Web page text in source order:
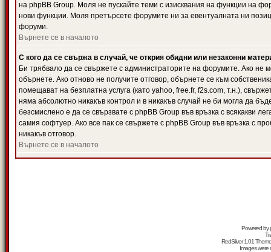
на phpBB Group. Моля не пускайте теми с изисквания на функции на
нови функции. Моля претърсете форумите ни за евентуалната ни
форуми.
Върнете се в началото
С кого да се свържа в случай, че открия обидни или незаконни
Би трябвало да се свържете с администраторите на форумите. Ако не
обърнете. Ако отново не получите отговор, обърнете се към
помещават на безплатна услуга (като yahoo, free.fr, f2s.com, т.н.),
няма абсолютно никакъв контрол и в никакъв случай не би могла да
безсмислено е да се свързвате с phpBB Group във връзка с всякакви
самия софтуер. Ако все пак се свържете с phpBB Group във връзка с
никакъв отговор.
Върнете се в началото
Powered by
RedSilver 1.01
Images were